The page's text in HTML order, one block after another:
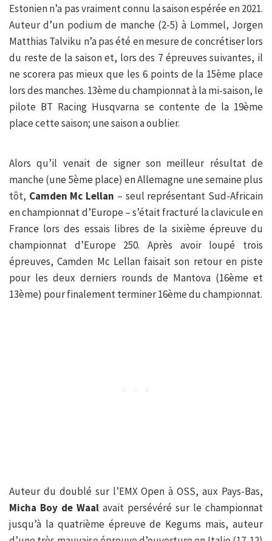
Estonien n’a pas vraiment connu la saison espérée en 2021.
Auteur d’un podium de manche (2-5) à Lommel, Jorgen
Matthias Talviku n’a pas été en mesure de concrétiser lors
du reste de la saison et, lors des 7 épreuves suivantes, il
ne scorera pas mieux que les 6 points de la 15ème place
lors des manches. 13ème du championnat à la mi-saison, le
pilote BT Racing Husqvarna se contente de la 19ème
place cette saison; une saison a oublier.
Alors qu’il venait de signer son meilleur résultat de
manche (une 5ème place) en Allemagne une semaine plus
tôt, Camden Mc Lellan – seul représentant Sud-Africain
en championnat d’Europe – s’était fracturé la clavicule en
France lors des essais libres de la sixième épreuve du
championnat d’Europe 250. Après avoir loupé trois
épreuves, Camden Mc Lellan faisait son retour en piste
pour les deux derniers rounds de Mantova (16ème et
13ème) pour finalement terminer 16ème du championnat.
Auteur du doublé sur l’EMX Open à OSS, aux Pays-Bas,
Micha Boy de Waal avait persévéré sur le championnat
jusqu’à la quatrième épreuve de Kegums mais, auteur